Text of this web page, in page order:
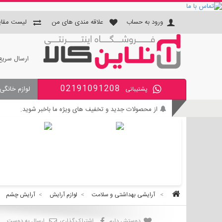
ورود به حساب علاقه مندی های من لیست
ارسال
پشتیبانی 02191091208 لوازم
از محصولات جدید و تخفیف های ویژه ما باخبر شوید.
بی واسطه و مطمئن خرید کنید.
> آرایشی بهداشتی و سلامت > لوازم آرایش > آرایش چشم